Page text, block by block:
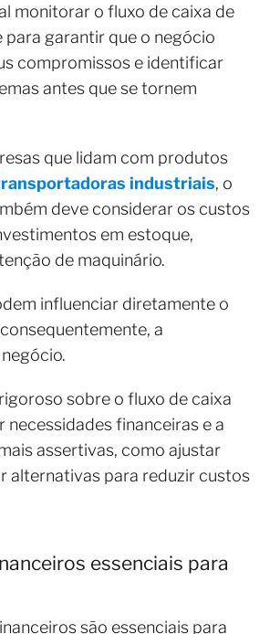
monitorar o fluxo de caixa de
garantir que o negócio
compromissos e identificar
antes que se tornem
que lidam com produtos
industriais, o
deve considerar os custos
em estoque,
de maquinário.
influenciar diretamente o
a
sobre o fluxo de caixa
necessidades financeiras e a
assertivas, como ajustar
alternativas para reduzir custos
essenciais para
são essenciais para